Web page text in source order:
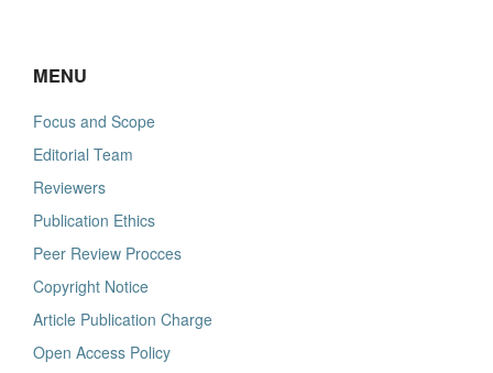
MENU
Focus and Scope
Editorial Team
Reviewers
Publication Ethics
Peer Review Procces
Copyright Notice
Article Publication Charge
Open Access Policy